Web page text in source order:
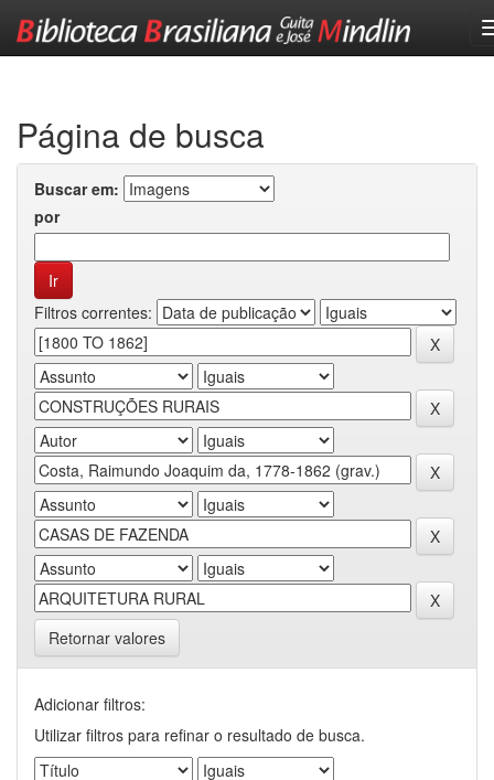
Página de busca
Buscar em:
por
Filtros correntes:
Retornar valores
Adicionar filtros:
Utilizar filtros para refinar o resultado de busca.